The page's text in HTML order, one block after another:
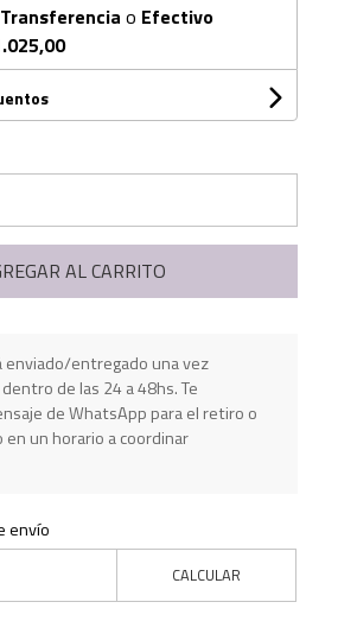
Transferencia o Efectivo
AL CARRITO
enviado/entregado una vez
de las 24 a 48hs. Te
de WhatsApp para el retiro o
un horario a coordinar
envío
CALCULAR